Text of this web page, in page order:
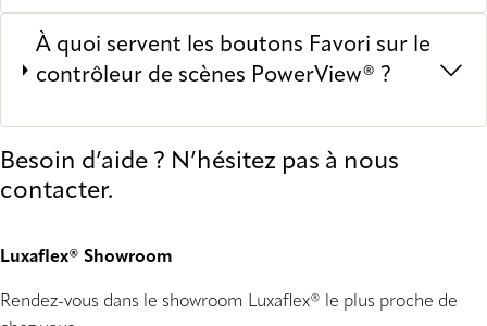
À quoi servent les boutons Favori sur le
contrôleur de scènes PowerView® ?
Besoin d’aide ? N’hésitez pas à nous
contacter.
Luxaflex® Showroom
Rendez-vous dans le showroom Luxaflex® le plus proche de